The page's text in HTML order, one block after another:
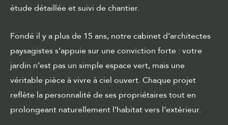
étude détaillée et suivi de chantier.
Fondé il y a plus de 15 ans, notre cabinet d’architectes
paysagistes s’appuie sur une conviction forte : votre
jardin n’est pas un simple espace vert, mais une
véritable pièce à vivre à ciel ouvert. Chaque projet
reflète la personnalité de ses propriétaires tout en
prolongeant naturellement l’habitat vers l’extérieur.